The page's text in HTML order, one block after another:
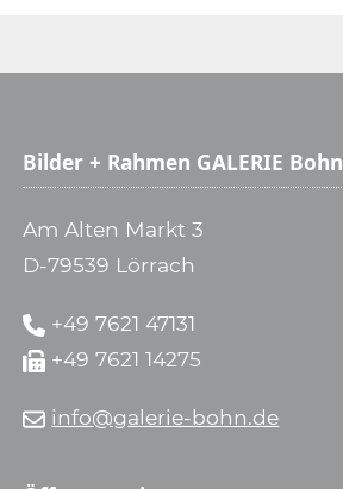
Bilder + Rahmen GALERIE Bohn
Am Alten Markt 3
D-79539 Lörrach
+49 7621 47131
+49 7621 14275
info@galerie-bohn.de